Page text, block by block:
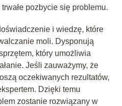
pozbycie się problemu.
i wiedzę, które
moli. Dysponują
który umożliwia
Jeśli zauważymy, że
oczekiwanych rezultatów,
Dzięki temu
zostanie rozwiązany w